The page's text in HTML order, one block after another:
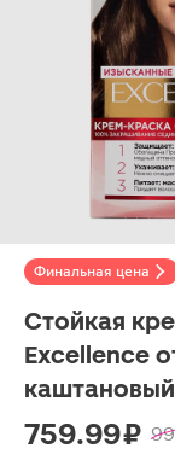
Финальная цена
Стойкая
Excellence
каштановый
759.99 ₽